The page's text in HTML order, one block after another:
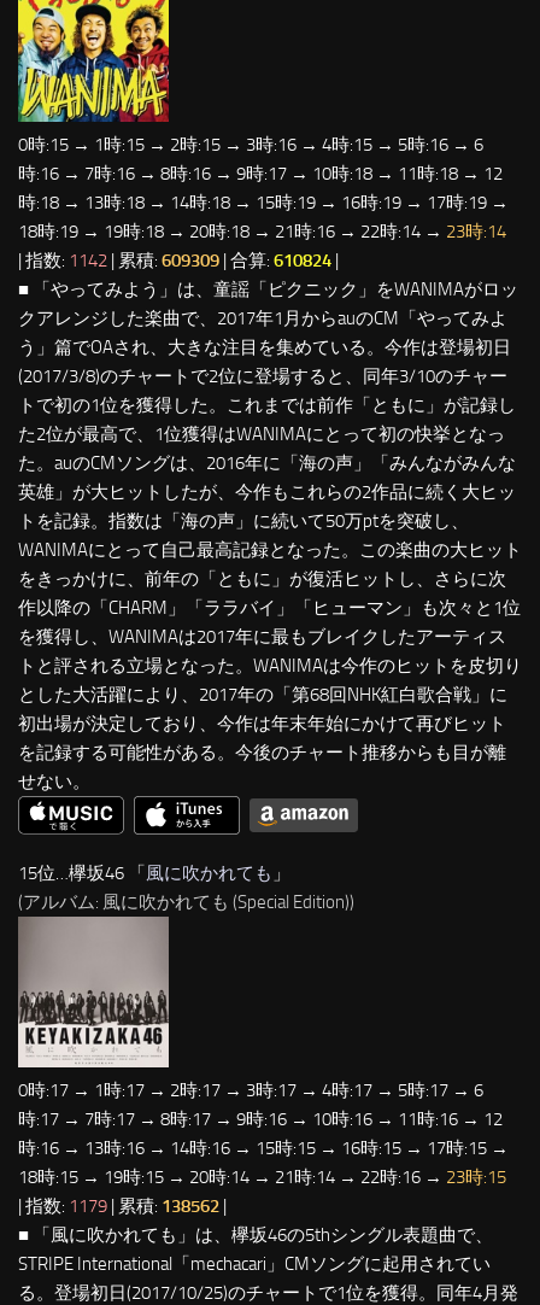
0時:15 → 1時:15 → 2時:15 → 3時:16 → 4時:15 → 5時:16 → 6
時:16 → 7時:16 → 8時:16 → 9時:17 → 10時:18 → 11時:18 → 12
時:18 → 13時:18 → 14時:18 → 15時:19 → 16時:19 → 17時:19 →
18時:19 → 19時:18 → 20時:18 → 21時:16 → 22時:14 → 23時:14
| 指数: 1142 | 累積: 609309 | 合算: 610824 |
■ 「やってみよう」は、童謡「ピクニック」をWANIMAがロッ
クアレンジした楽曲で、2017年1月からauのCM「やってみよ
う」篇でOAされ、大きな注目を集めている。今作は登場初日
(2017/3/8)のチャートで2位に登場すると、同年3/10のチャー
トで初の1位を獲得した。これまでは前作「ともに」が記録し
た2位が最高で、1位獲得はWANIMAにとって初の快挙となっ
た。auのCMソングは、2016年に「海の声」「みんながみんな
英雄」が大ヒットしたが、今作もこれらの2作品に続く大ヒッ
トを記録。指数は「海の声」に続いて50万ptを突破し、
WANIMAにとって自己最高記録となった。この楽曲の大ヒット
をきっかけに、前年の「ともに」が復活ヒットし、さらに次
作以降の「CHARM」「ララバイ」「ヒューマン」も次々と1位
を獲得し、WANIMAは2017年に最もブレイクしたアーティス
トと評される立場となった。WANIMAは今作のヒットを皮切り
とした大活躍により、2017年の「第68回NHK紅白歌合戦」に
初出場が決定しており、今作は年末年始にかけて再びヒット
を記録する可能性がある。今後のチャート推移からも目が離
せない。
15位…欅坂46 「風に吹かれても 」
(アルバム: 風に吹かれても (Special Edition))
0時:17 → 1時:17 → 2時:17 → 3時:17 → 4時:17 → 5時:17 → 6
時:17 → 7時:17 → 8時:17 → 9時:16 → 10時:16 → 11時:16 → 12
時:16 → 13時:16 → 14時:16 → 15時:15 → 16時:15 → 17時:15 →
18時:15 → 19時:15 → 20時:14 → 21時:14 → 22時:16 → 23時:15
| 指数: 1179 | 累積: 138562 |
■ 「風に吹かれても」は、欅坂46の5thシングル表題曲で、
STRIPE International「mechacari」CMソングに起用されてい
る。登場初日(2017/10/25)のチャートで1位を獲得。同年4月発